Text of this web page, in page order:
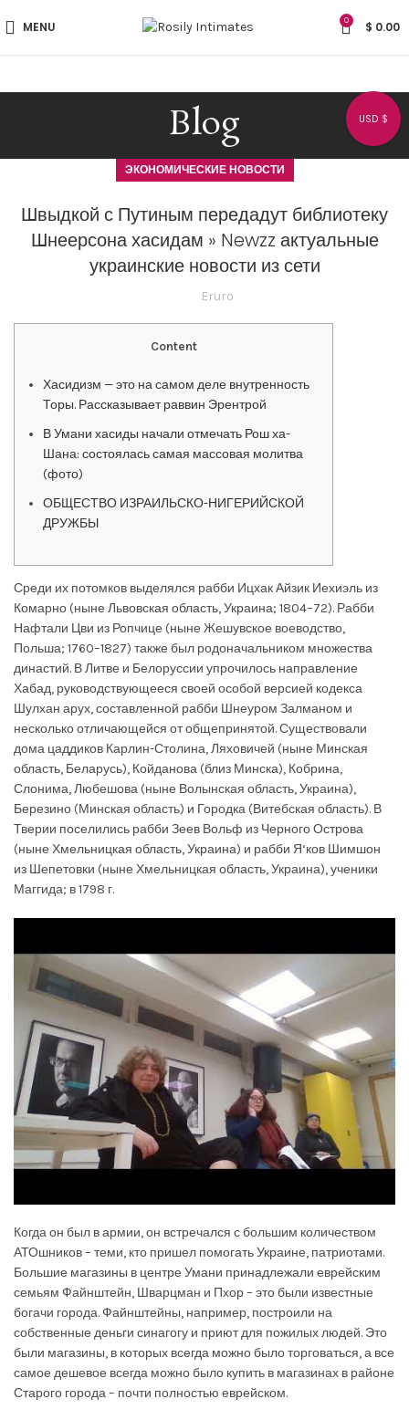
MENU 0 $ 0.00
Blog
ЭКОНОМИЧЕСКИЕ НОВОСТИ
Швыдкой с Путиным передадут библиотеку
Шнеерсона хасидам » Newzz актуальные
украинские новости из сети
Eruro
Content
Хасидизм — это на самом деле внутренность
Торы. Рассказывает раввин Эрентрой
В Умани хасиды начали отмечать Рош ха-
Шана: состоялась самая массовая молитва
(фото)
ОБЩЕСТВО ИЗРАИЛЬСКО-НИГЕРИЙСКОЙ
ДРУЖБЫ
Среди их потомков выделялся рабби Ицхак Айзик Иехиэль из
Комарно (ныне Львовская область, Украина; 1804–72). Рабби
Нафтали Цви из Ропчице (ныне Жешувское воеводство,
Польша; 1760–1827) также был родоначальником множества
династий. В Литве и Белоруссии упрочилось направление
Хабад, руководствующееся своей особой версией кодекса
Шулхан арух, составленной рабби Шнеуром Залманом и
несколько отличающейся от общепринятой. Существовали
дома цаддиков Карлин-Столина, Ляховичей (ныне Минская
область, Беларусь), Койданова (близ Минска), Кобрина,
Слонима, Любешова (ныне Волынская область, Украина),
Березино (Минская область) и Городка (Витебская область). В
Тверии поселились рабби Зеев Вольф из Черного Острова
(ныне Хмельницкая область, Украина) и рабби Я‘ков Шимшон
из Шепетовки (ныне Хмельницкая область, Украина), ученики
Маггида; в 1798 г.
Когда он был в армии, он встречался с большим количеством
АТОшников – теми, кто пришел помогать Украине, патриотами.
Большие магазины в центре Умани принадлежали еврейским
семьям Файнштейн, Шварцман и Пхор – это были известные
богачи города. Файнштейны, например, построили на
собственные деньги синагогу и приют для пожилых людей. Это
были магазины, в которых всегда можно было торговаться, а все
самое дешевое всегда можно было купить в магазинах в районе
Старого города – почти полностью еврейском.
USD $